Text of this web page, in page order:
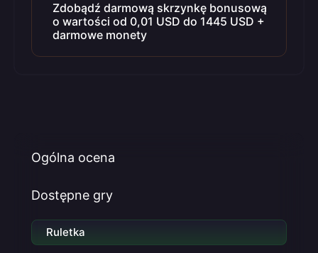
Zdobądź darmową skrzynkę bonusową
o wartości od 0,01 USD do 1445 USD +
darmowe monety
Ogólna ocena
Dostępne gry
Ruletka